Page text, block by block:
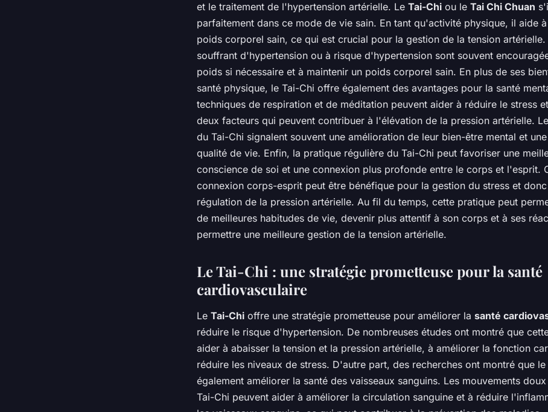
et le traitement de l'hypertension artérielle. Le Tai-Chi ou le Tai Chi Chuan
parfaitement dans ce mode de vie sain. En tant qu'activité physique, il aide
poids corporel sain, ce qui est crucial pour la gestion de la tension artérielle.
souffrant d'hypertension ou à risque d'hypertension sont souvent
poids si nécessaire et à maintenir un poids corporel sain. En plus de ses
santé physique, le Tai-Chi offre également des avantages pour la santé
techniques de respiration et de méditation peuvent aider à réduire le stress
deux facteurs qui peuvent contribuer à l'élévation de la pression artérielle.
du Tai-Chi signalent souvent une amélioration de leur bien-être mental et
qualité de vie. Enfin, la pratique régulière du Tai-Chi peut favoriser une
conscience de soi et une connexion plus profonde entre le corps et l'esprit.
connexion corps-esprit peut être bénéfique pour la gestion du stress et
régulation de la pression artérielle. Au fil du temps, cette pratique peut
de meilleures habitudes de vie, devenir plus attentif à son corps et à ses
permettre une meilleure gestion de la tension artérielle.
Le Tai-Chi : une stratégie prometteuse pour la santé
cardiovasculaire
Le Tai-Chi offre une stratégie prometteuse pour améliorer la santé
réduire le risque d'hypertension. De nombreuses études ont montré que
aider à abaisser la tension et la pression artérielle, à améliorer la fonction
réduire les niveaux de stress. D'autre part, des recherches ont montré que
également améliorer la santé des vaisseaux sanguins. Les mouvements
Tai-Chi peuvent aider à améliorer la circulation sanguine et à réduire